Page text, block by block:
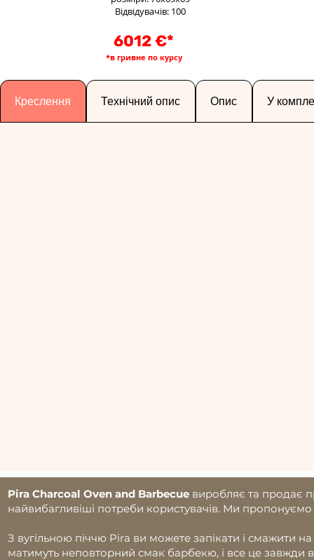
Відвідувачів: 100
6012 €*
*в гривне по курсу
Креслення Технічний опис Опис У
Pira Charcoal Oven and Barbecue виробляє та продає
найвибагливіші потреби користувачів. Ми
З вугільною піччю Pira ви можете запікати і смажити
матимуть неповторний смак барбекю, і все це завжди